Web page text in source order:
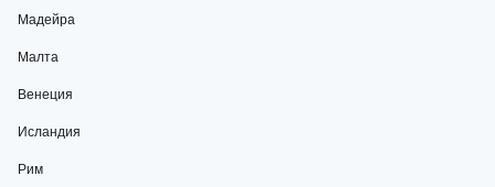
Мадейра
Малта
Венеция
Исландия
Рим